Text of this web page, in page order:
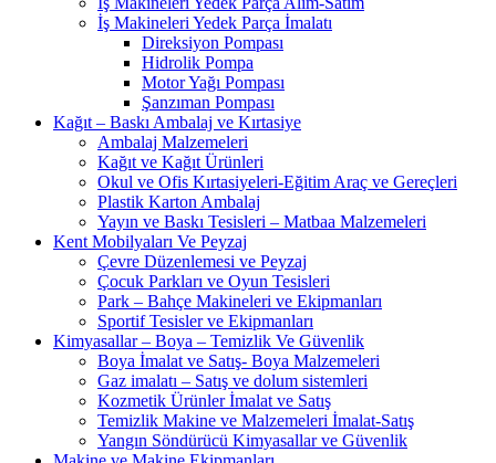
İş Makineleri Yedek Parça İmalatı
Direksiyon Pompası
Hidrolik Pompa
Motor Yağı Pompası
Şanzıman Pompası
Kağıt – Baskı Ambalaj ve Kırtasiye
Ambalaj Malzemeleri
Kağıt ve Kağıt Ürünleri
Okul ve Ofis Kırtasiyeleri-Eğitim Araç ve Gereçleri
Plastik Karton Ambalaj
Yayın ve Baskı Tesisleri – Matbaa Malzemeleri
Kent Mobilyaları Ve Peyzaj
Çevre Düzenlemesi ve Peyzaj
Çocuk Parkları ve Oyun Tesisleri
Park – Bahçe Makineleri ve Ekipmanları
Sportif Tesisler ve Ekipmanları
Kimyasallar – Boya – Temizlik Ve Güvenlik
Boya İmalat ve Satış- Boya Malzemeleri
Gaz imalatı – Satış ve dolum sistemleri
Kozmetik Ürünler İmalat ve Satış
Temizlik Makine ve Malzemeleri İmalat-Satış
Yangın Söndürücü Kimyasallar ve Güvenlik